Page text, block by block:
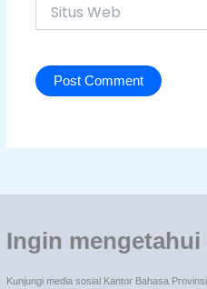
Web
Ingin
Kunjungi media sosial Kantor Bahasa